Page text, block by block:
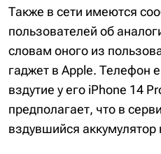
Также в сети имеются
пользователей об
словам оного из
гаджет в Apple. Телефон
вздутие у его iPhone 14
предполагает, что в
вздувшийся аккумулятор